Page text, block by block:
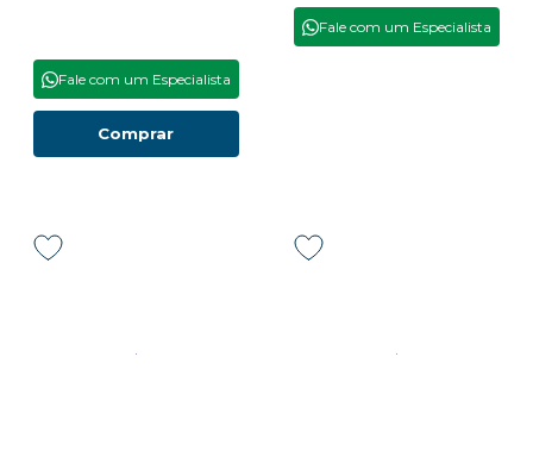
Comprar
Fale com um Especialista
Fale com um Especialista